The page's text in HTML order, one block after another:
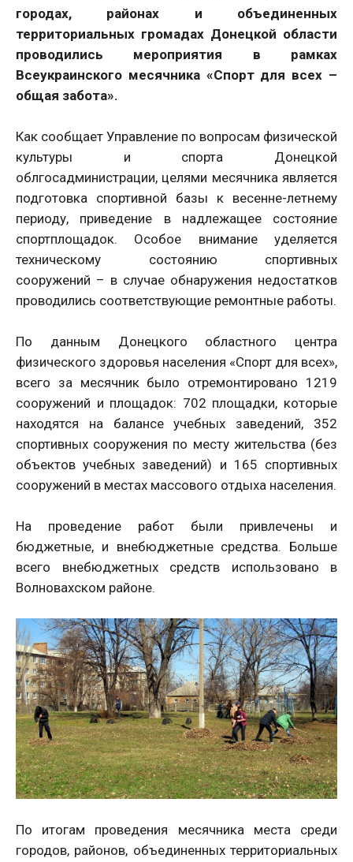
городах, районах и объединенных
территориальных громадах Донецкой области
проводились мероприятия в рамках
Всеукраинского месячника «Спорт для всех –
общая забота».
Как сообщает Управление по вопросам физической
культуры и спорта Донецкой
облгосадминистрации, целями месячника является
подготовка спортивной базы к весенне-летнему
периоду, приведение в надлежащее состояние
спортплощадок. Особое внимание уделяется
техническому состоянию спортивных
сооружений – в случае обнаружения недостатков
проводились соответствующие ремонтные работы.
По данным Донецкого областного центра
физического здоровья населения «Спорт для всех»,
всего за месячник было отремонтировано 1219
сооружений и площадок: 702 площадки, которые
находятся на балансе учебных заведений, 352
спортивных сооружения по месту жительства (без
объектов учебных заведений) и 165 спортивных
сооружений в местах массового отдыха населения.
На проведение работ были привлечены и
бюджетные, и внебюджетные средства. Больше
всего внебюджетных средств использовано в
Волновахском районе.
По итогам проведения месячника места среди
городов, районов, объединенных территориальных